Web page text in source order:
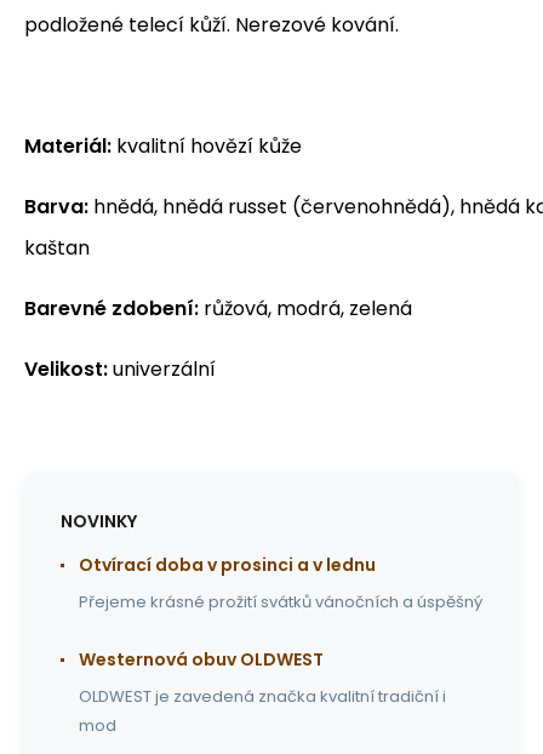
podložené telecí kůží. Nerezové kování.
Materiál: kvalitní hovězí kůže
Barva: hnědá, hnědá russet (červenohnědá), hnědá
kaštan
Barevné zdobení: růžová, modrá, zelená
Velikost:univerzální
NOVINKY
Otvírací doba v prosinci a v lednu
Přejeme krásné prožití svátků vánočních a úspěšný
Westernová obuv OLDWEST
OLDWEST je zavedená značka kvalitní tradiční i
mod